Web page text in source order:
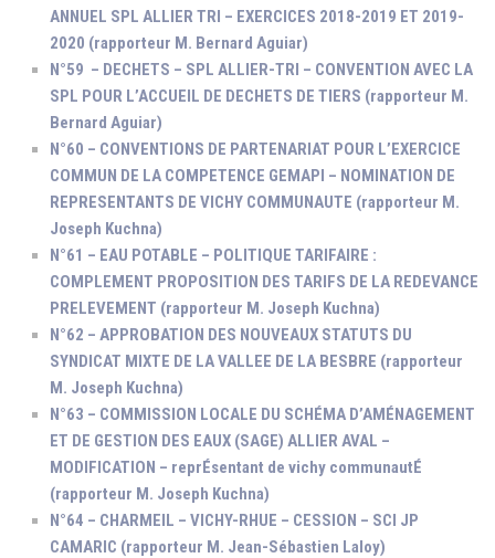
ANNUEL SPL ALLIER TRI – EXERCICES 2018-2019 ET 2019-
2020 (rapporteur M. Bernard Aguiar)
N°59 – DECHETS – SPL ALLIER-TRI – CONVENTION AVEC LA
SPL POUR L’ACCUEIL DE DECHETS DE TIERS (rapporteur M.
Bernard Aguiar)
N°60 – CONVENTIONS DE PARTENARIAT POUR L’EXERCICE
COMMUN DE LA COMPETENCE GEMAPI – NOMINATION DE
REPRESENTANTS DE VICHY COMMUNAUTE (rapporteur M.
Joseph Kuchna)
N°61 – EAU POTABLE – POLITIQUE TARIFAIRE :
COMPLEMENT PROPOSITION DES TARIFS DE LA REDEVANCE
PRELEVEMENT (rapporteur M. Joseph Kuchna)
N°62 – APPROBATION DES NOUVEAUX STATUTS DU
SYNDICAT MIXTE DE LA VALLEE DE LA BESBRE (rapporteur
M. Joseph Kuchna)
N°63 – COMMISSION LOCALE DU SCHÉMA D’AMÉNAGEMENT
ET DE GESTION DES EAUX (SAGE) ALLIER AVAL –
MODIFICATION – reprÉsentant de vichy communautÉ
(rapporteur M. Joseph Kuchna)
N°64 – CHARMEIL – VICHY-RHUE – CESSION – SCI JP
CAMARIC (rapporteur M. Jean-Sébastien Laloy)